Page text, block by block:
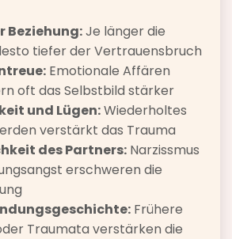
Beziehung:Je länger die
tiefer der Vertrauensbruch
Emotionale Affären
oft das Selbstbild stärker
und Lügen:Wiederholtes
verstärkt das Trauma
des Partners: Narzissmus
erschweren die
Frühere
Traumata verstärken die